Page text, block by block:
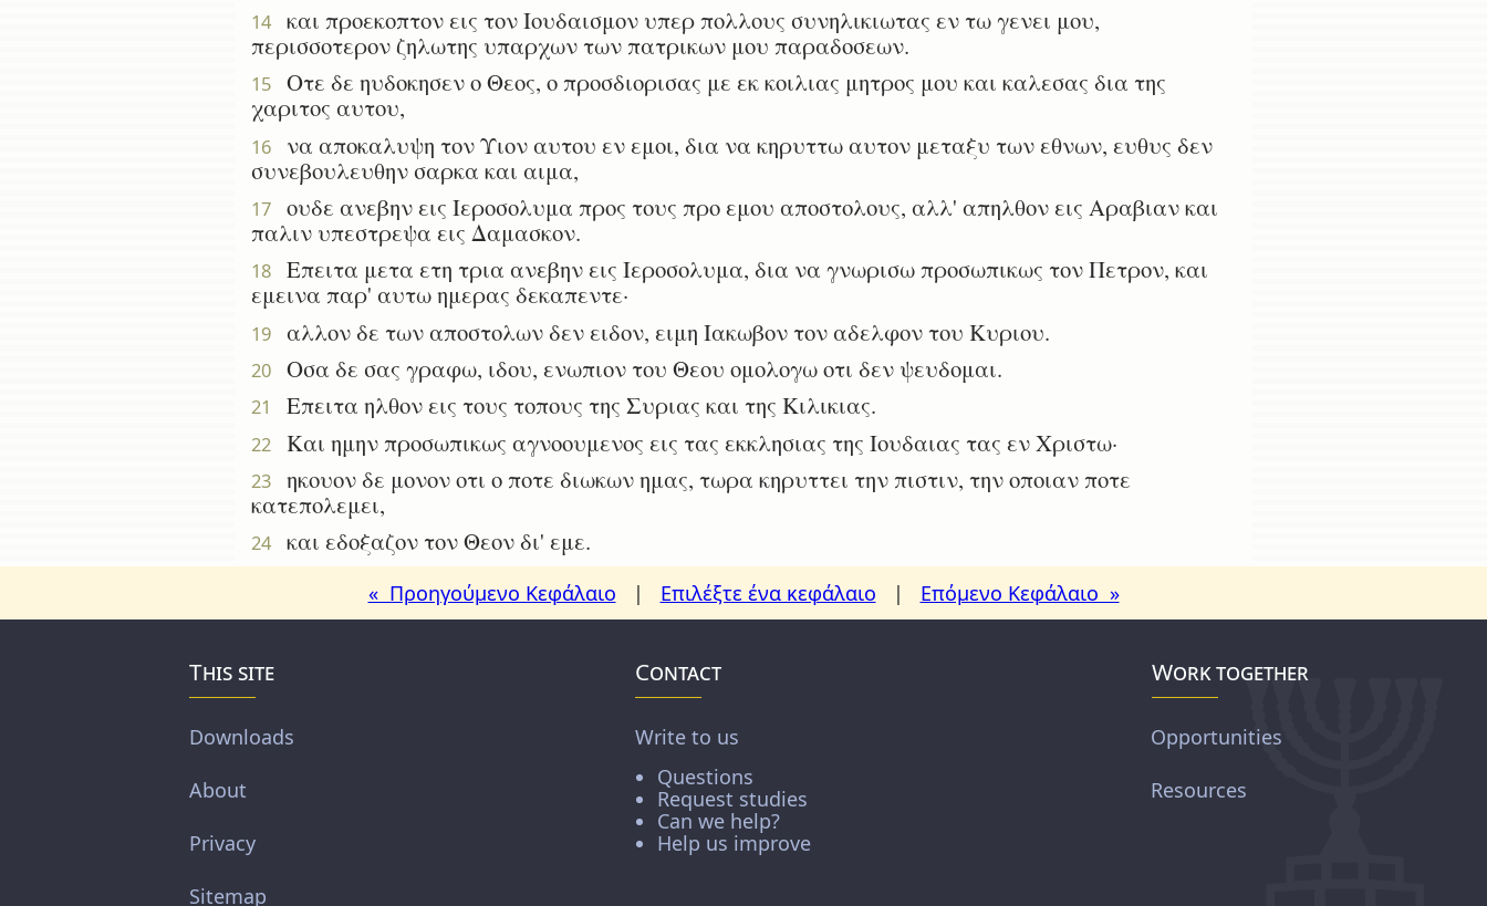
14
και προεκοπτον εις τον Ιουδαισμον υπερ πολλους συνηλικιωτας εν τω γενει μου,
περισσοτερον ζηλωτης υπαρχων των πατρικων μου παραδοσεων.
15
Οτε δε ηυδοκησεν ο Θεος, ο προσδιορισας με εκ κοιλιας μητρος μου και καλεσας δια της
χαριτος αυτου,
16
να αποκαλυψη τον Υιον αυτου εν εμοι, δια να κηρυττω αυτον μεταξυ των εθνων, ευθυς δεν
συνεβουλευθην σαρκα και αιμα,
17
ουδε ανεβην εις Ιεροσολυμα προς τους προ εμου αποστολους, αλλ' απηλθον εις Αραβιαν και
παλιν υπεστρεψα εις Δαμασκον.
18
Επειτα μετα ετη τρια ανεβην εις Ιεροσολυμα, δια να γνωρισω προσωπικως τον Πετρον, και
εμεινα παρ' αυτω ημερας δεκαπεντε·
19 αλλον δε των αποστολων δεν ειδον, ειμη Ιακωβον τον αδελφον του Κυριου.
20 Οσα δε σας γραφω, ιδου, ενωπιον του Θεου ομολογω οτι δεν ψευδομαι.
21 Επειτα ηλθον εις τους τοπους της Συριας και της Κιλικιας.
22 Και ημην προσωπικως αγνοουμενος εις τας εκκλησιας της Ιουδαιας τας εν Χριστω·
23
ηκουον δε μονον οτι ο ποτε διωκων ημας, τωρα κηρυττει την πιστιν, την οποιαν ποτε
κατεπολεμει,
24 και εδοξαζον τον Θεον δι' εμε.
« Προηγούμενο Κεφάλαιο | Επιλέξτε ένα κεφάλαιο | Επόμενο Κεφάλαιο »
This site
Downloads
About
Privacy
Sitemap
Contact
Write to us
Questions
Request studies
Can we help?
Help us improve
Work together
Opportunities
Resources